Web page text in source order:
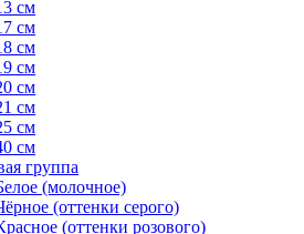
см
см
см
см
см
см
см
см
группа
(молочное)
(оттенки серого)
(оттенки розового)